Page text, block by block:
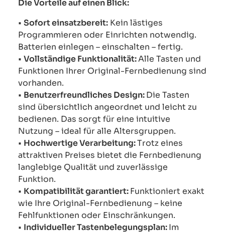
Die Vorteile auf einen Blick:
• Sofort einsatzbereit: Kein lästiges
Programmieren oder Einrichten notwendig.
Batterien einlegen – einschalten – fertig.
• Vollständige Funktionalität:Alle Tasten und
Funktionen Ihrer Original-Fernbedienung sind
vorhanden.
• Benutzerfreundliches Design:Die Tasten
sind übersichtlich angeordnet und leicht zu
bedienen. Das sorgt für eine intuitive
Nutzung – ideal für alle Altersgruppen.
• Hochwertige Verarbeitung:Trotz eines
attraktiven Preises bietet die Fernbedienung
langlebige Qualität und zuverlässige
Funktion.
• Kompatibilität garantiert:Funktioniert exakt
wie Ihre Original-Fernbedienung – keine
Fehlfunktionen oder Einschränkungen.
• Individueller Tastenbelegungsplan:Im